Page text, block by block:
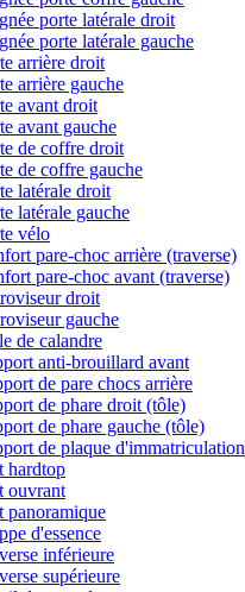
porte latérale droit
porte latérale gauche
arrière droit
arrière gauche
avant droit
avant gauche
de coffre droit
de coffre gauche
latérale droit
latérale gauche
vélo
pare-choc arrière (traverse)
pare-choc avant (traverse)
droit
gauche
de calandre
anti-brouillard avant
de pare chocs arrière
de phare droit (tôle)
de phare gauche (tôle)
de plaque d'immatriculation
hardtop
ouvrant
panoramique
d'essence
inférieure
supérieure